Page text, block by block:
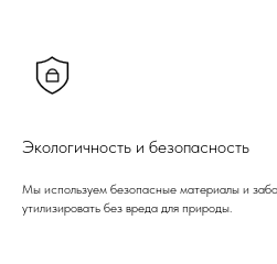
Экологичность и безопасность
Мы используем безопасные материалы и
утилизировать без вреда для природы.